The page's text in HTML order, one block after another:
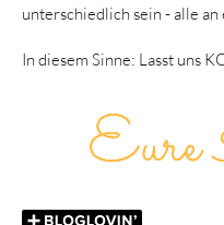
unterschiedlich sein - alle an
In diesem Sinne: Lasst uns